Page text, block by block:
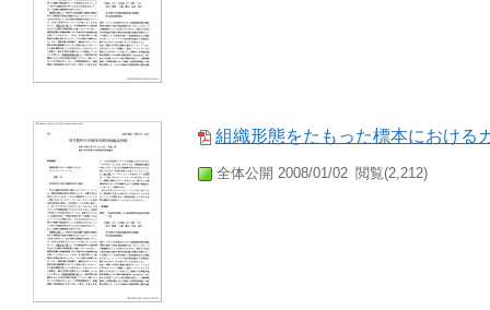
組織形態をたもった標本における
全体公開 2008/01/02 閲覧(2,212)